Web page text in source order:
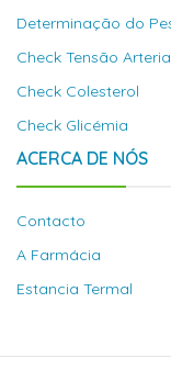
Determinação do
Check Tensão
Check Colesterol
Check Glicémia
ACERCA DE NÓS
Contacto
A Farmácia
Estancia Termal